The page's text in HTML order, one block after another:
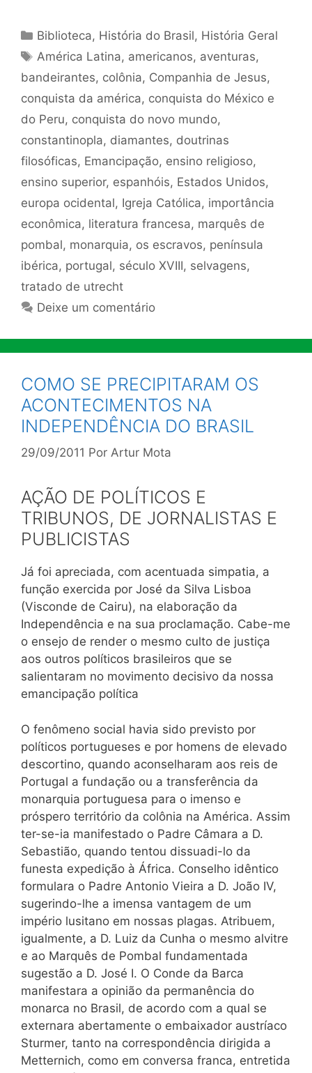
Categorias
Biblioteca, História do Brasil, História Geral
Tags
América Latina, americanos, aventuras,
bandeirantes, colônia, Companhia de Jesus,
conquista da américa, conquista do México e
do Peru, conquista do novo mundo,
constantinopla, diamantes, doutrinas
filosóficas, Emancipação, ensino religioso,
ensino superior, espanhóis, Estados Unidos,
europa ocidental, Igreja Católica, importância
econômica, literatura francesa, marquês de
pombal, monarquia, os escravos, península
ibérica, portugal, século XVIII, selvagens,
tratado de utrecht
Deixe um comentário
COMO SE PRECIPITARAM OS
ACONTECIMENTOS NA
INDEPENDÊNCIA DO BRASIL
29/09/2011 Por Artur Mota
AÇÃO DE POLÍTICOS E
TRIBUNOS, DE JORNALISTAS E
PUBLICISTAS
Já foi apreciada, com acentuada simpatia, a
função exercida por José da Silva Lisboa
(Visconde de Cairu), na elaboração da
Independência e na sua proclamação. Cabe-me
o ensejo de render o mesmo culto de justiça
aos outros políticos brasileiros que se
salientaram no movimento decisivo da nossa
emancipação política
O fenômeno social havia sido previsto por
políticos portugueses e por homens de elevado
descortino, quando aconselharam aos reis de
Portugal a fundação ou a transferência da
monarquia portuguesa para o imenso e
próspero território da colônia na América. Assim
ter-se-ia manifestado o Padre Câmara a D.
Sebastião, quando tentou dissuadi-lo da
funesta expedição à África. Conselho idêntico
formulara o Padre Antonio Vieira a D. João IV,
sugerindo-lhe a imensa vantagem de um
império lusitano em nossas plagas. Atribuem,
igualmente, a D. Luiz da Cunha o mesmo alvitre
e ao Marquês de Pombal fundamentada
sugestão a D. José I. O Conde da Barca
manifestara a opinião da permanência do
monarca no Brasil, de acordo com a qual se
externara abertamente o embaixador austríaco
Sturmer, tanto na correspondência dirigida a
Metternich, como em conversa franca, entretida